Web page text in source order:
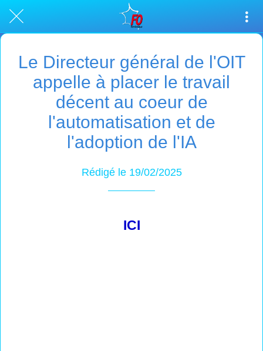
Le Directeur général de l'OIT
appelle à placer le travail
décent au coeur de
l'automatisation et de
l'adoption de l'IA
Rédigé le 19/02/2025
ICI